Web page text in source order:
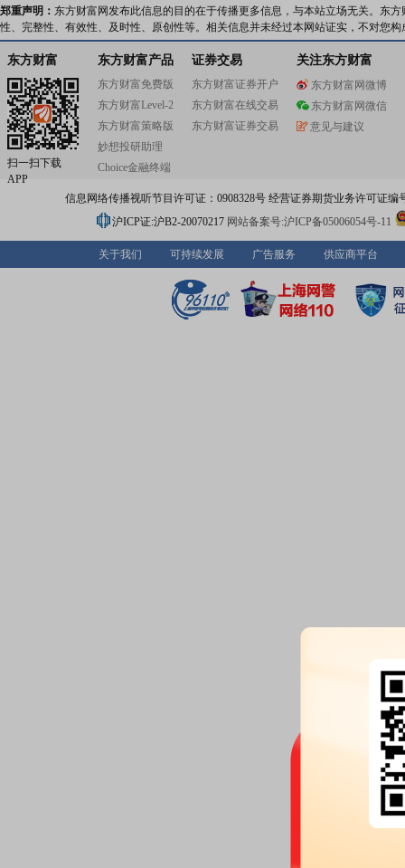
郑重声明： 东方财富网发布此信息的目的在于传播更多信息，与本站立场无关。东
性、完整性、有效性、及时性、原创性等。相关信息并未经过本网站证实，不对您
东方财富
扫一扫下载
APP
东方财富产品
东方财富免费版
东方财富Level-2
东方财富策略版
妙想投研助理
Choice金融终端
证券交易
东方财富证券开户
东方财富在线交易
东方财富证券交易
关注东方财富
东方财富网微博
东方财富网微信
意见与建议
信息网络传播视听节目许可证：0908328号 经营证券期货业务许可证编
沪ICP证:沪B2-20070217 网站备案号:沪ICP备05006054号-11
关于我们 可持续发展 广告服务 供应商平台